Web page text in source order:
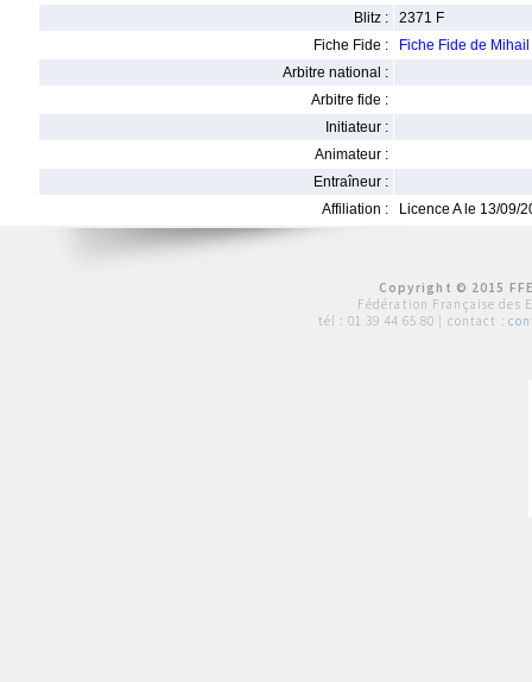
Blitz :
2371 F
Fiche Fide :
Fiche Fide de
Arbitre national :
Arbitre fide :
Initiateur :
Animateur :
Entraîneur :
Affiliation :
Licence A le 13/09/
Copyright © 2015
Fédération Française des
tél : 01 39 44 65 80 | contact :